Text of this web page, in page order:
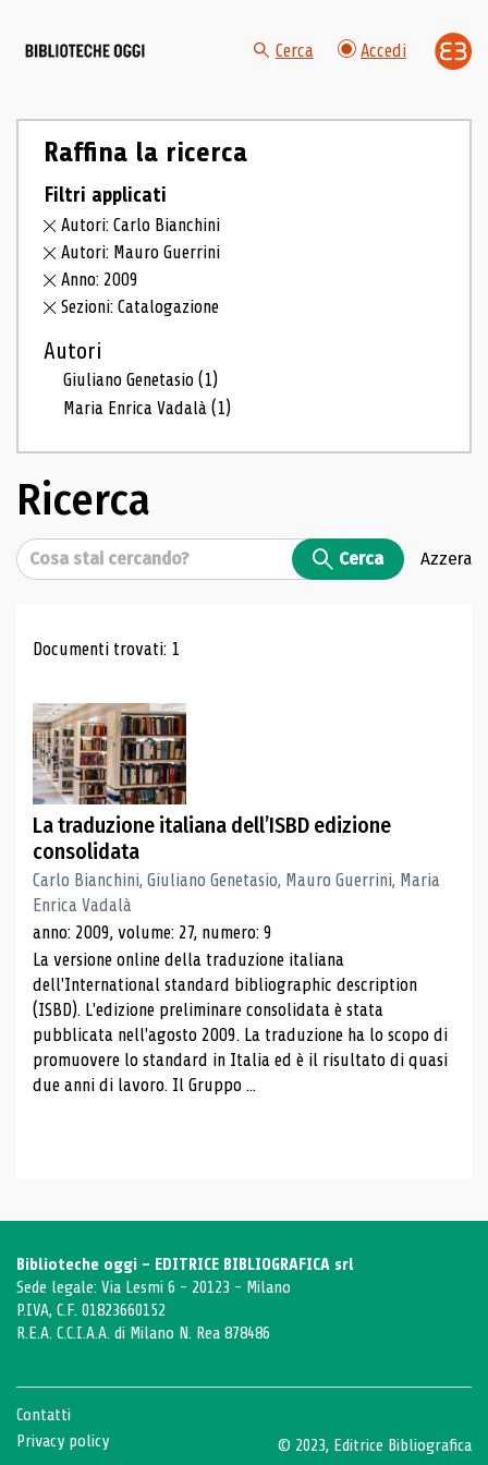
Cerca Accedi
Raffina la ricerca
Filtri applicati
Autori: Carlo Bianchini
Autori: Mauro Guerrini
Anno: 2009
Sezioni: Catalogazione
Autori
Giuliano Genetasio(1)
Maria Enrica Vadalà(1)
Ricerca
Cerca Cerca Azzera
Risultati di ricerca
Documenti trovati: 1
La traduzione italiana dell’ISBD edizione
consolidata
Carlo Bianchini, Giuliano Genetasio, Mauro Guerrini, Maria
Enrica Vadalà
anno: 2009, volume: 27, numero: 9
La versione online della traduzione italiana
dell'International standard bibliographic description
(ISBD). L'edizione preliminare consolidata è stata
pubblicata nell'agosto 2009. La traduzione ha lo scopo di
promuovere lo standard in Italia ed è il risultato di quasi
due anni di lavoro. Il Gruppo ...
Biblioteche oggi - EDITRICE BIBLIOGRAFICA srl
Sede legale: Via Lesmi 6 - 20123 - Milano
P.IVA, C.F. 01823660152
R.E.A. C.C.I.A.A. di Milano N. Rea 878486
Contatti
Privacy policy
© 2023, Editrice Bibliografica